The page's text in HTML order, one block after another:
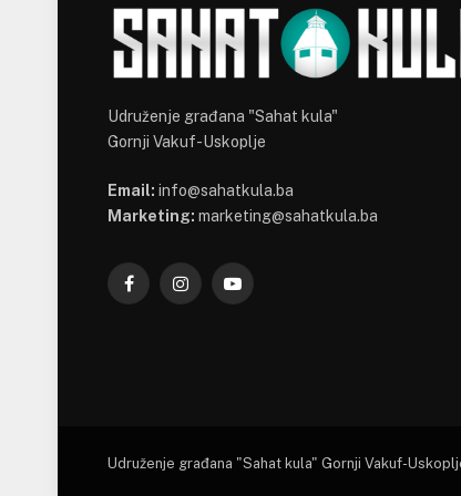
Udruženje građana "Sahat kula"
Gornji Vakuf-Uskoplje
Email: info@sahatkula.ba
Marketing: marketing@sahatkula.ba
FacebookInstagramYouTube
Udruženje građana "Sahat kula" Gornji Vakuf-